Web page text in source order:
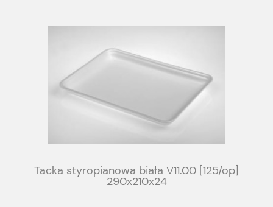
Tacka styropianowa biała V11.00 [125/op]
290x210x24